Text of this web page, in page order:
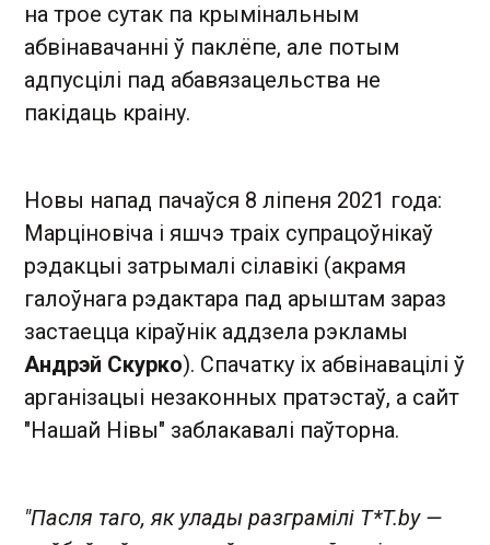
на трое сутак па крымінальным
абвінавачанні ў паклёпе, але потым
адпусцілі пад абавязацельства не
пакідаць краіну.
Новы напад пачаўся 8 ліпеня 2021 года:
Марціновіча і яшчэ траіх супрацоўнікаў
рэдакцыі затрымалі сілавікі (акрамя
галоўнага рэдактара пад арыштам зараз
застаецца кіраўнік аддзела рэкламы
Андрэй Скурко). Спачатку іх абвінавацілі ў
арганізацыі незаконных пратэстаў, а сайт
"Нашай Нівы" заблакавалі паўторна.
"Пасля таго, як улады разграмілі T*T.by —